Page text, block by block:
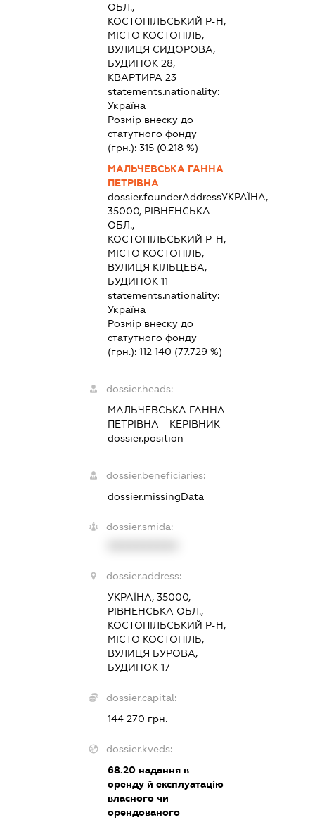
ОБЛ.,
КОСТОПІЛЬСЬКИЙ Р-Н,
МІСТО КОСТОПІЛЬ,
ВУЛИЦЯ СИДОРОВА,
БУДИНОК 28,
КВАРТИРА 23
statements.nationality:
Україна
Розмір внеску до
статутного фонду
(грн.): 315(0.218 %)
МАЛЬЧЕВСЬКА ГАННА
ПЕТРІВНА
dossier.founderAddressУКРАЇНА,
35000, РІВНЕНСЬКА
ОБЛ.,
КОСТОПІЛЬСЬКИЙ Р-Н,
МІСТО КОСТОПІЛЬ,
ВУЛИЦЯ КІЛЬЦЕВА,
БУДИНОК 11
statements.nationality:
Україна
Розмір внеску до
статутного фонду
(грн.): 112 140 (77.729 %)
dossier.heads:
МАЛЬЧЕВСЬКА ГАННА
ПЕТРІВНА - КЕРІВНИК
dossier.position -
dossier.beneficiaries:
dossier.missingData
dossier.smida:
dossier.address:
УКРАЇНА, 35000,
РІВНЕНСЬКА ОБЛ.,
КОСТОПІЛЬСЬКИЙ Р-Н,
МІСТО КОСТОПІЛЬ,
ВУЛИЦЯ БУРОВА,
БУДИНОК 17
dossier.capital:
144 270 грн.
dossier.kveds:
68.20надання в
оренду й експлуатацію
власного чи
орендованого